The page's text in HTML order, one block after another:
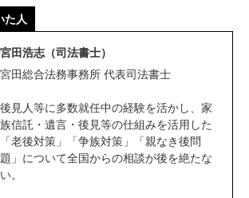
た人
宮田浩志（司法書士）
宮田総合法務事務所 代表司法書士
後見人等に多数就任中の経験を活かし、家
族信託・遺言・後見等の仕組みを活用した
「老後対策」「争族対策」「親なき後問
題」について全国からの相談が後を絶たな
い。